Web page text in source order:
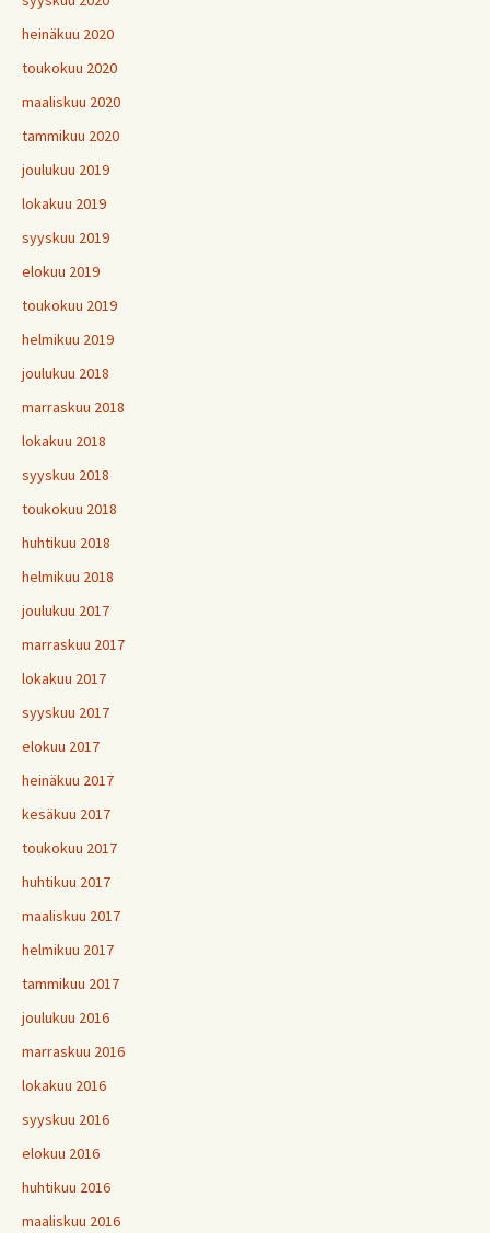
heinäkuu 2020
toukokuu 2020
maaliskuu 2020
tammikuu 2020
joulukuu 2019
lokakuu 2019
syyskuu 2019
elokuu 2019
toukokuu 2019
helmikuu 2019
joulukuu 2018
marraskuu 2018
lokakuu 2018
syyskuu 2018
toukokuu 2018
huhtikuu 2018
helmikuu 2018
joulukuu 2017
marraskuu 2017
lokakuu 2017
syyskuu 2017
elokuu 2017
heinäkuu 2017
kesäkuu 2017
toukokuu 2017
huhtikuu 2017
maaliskuu 2017
helmikuu 2017
tammikuu 2017
joulukuu 2016
marraskuu 2016
lokakuu 2016
syyskuu 2016
elokuu 2016
huhtikuu 2016
maaliskuu 2016